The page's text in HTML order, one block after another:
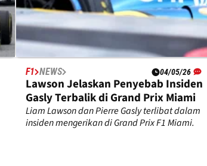
F1 NEWS 04/05/26
Lawson Jelaskan Penyebab Insiden
Gasly Terbalik di Grand Prix Miami
Liam Lawson dan Pierre Gasly terlibat dalam
insiden mengerikan di Grand Prix F1 Miami.